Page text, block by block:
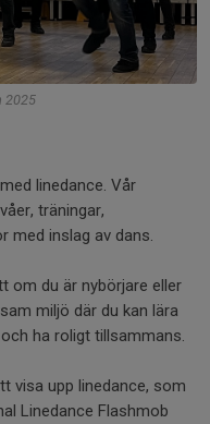
2025
linedance. Vår
träningar,
med inslag av dans.
om du är nybörjare eller
miljö där du kan lära
ha roligt tillsammans.
visa upp linedance, som
Linedance Flashmob